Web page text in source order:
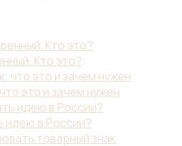
Кто это?
это и зачем нужен
идею в России?